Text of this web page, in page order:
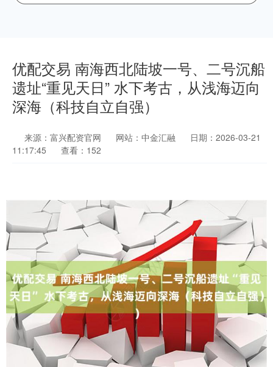
优配交易 南海西北陆坡一号、二号沉船
遗址“重见天日” 水下考古，从浅海迈向
深海（科技自立自强）
来源：富兴配资官网 网站：中金汇融
日期：2026-03-21
11:17:45
查看：152